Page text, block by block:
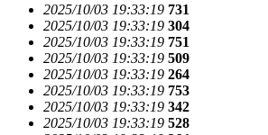
2025/10/03 19:33:19 731
2025/10/03 19:33:19 304
2025/10/03 19:33:19 751
2025/10/03 19:33:19 509
2025/10/03 19:33:19 264
2025/10/03 19:33:19 753
2025/10/03 19:33:19 342
2025/10/03 19:33:19 528